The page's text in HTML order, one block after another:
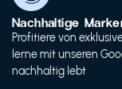
Nachhaltige
Profitiere von
lerne mit unseren
nachhaltig lebt